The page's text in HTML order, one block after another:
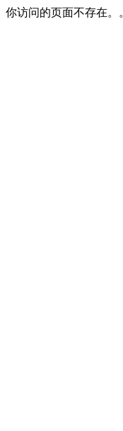
你访问的页面不存在。